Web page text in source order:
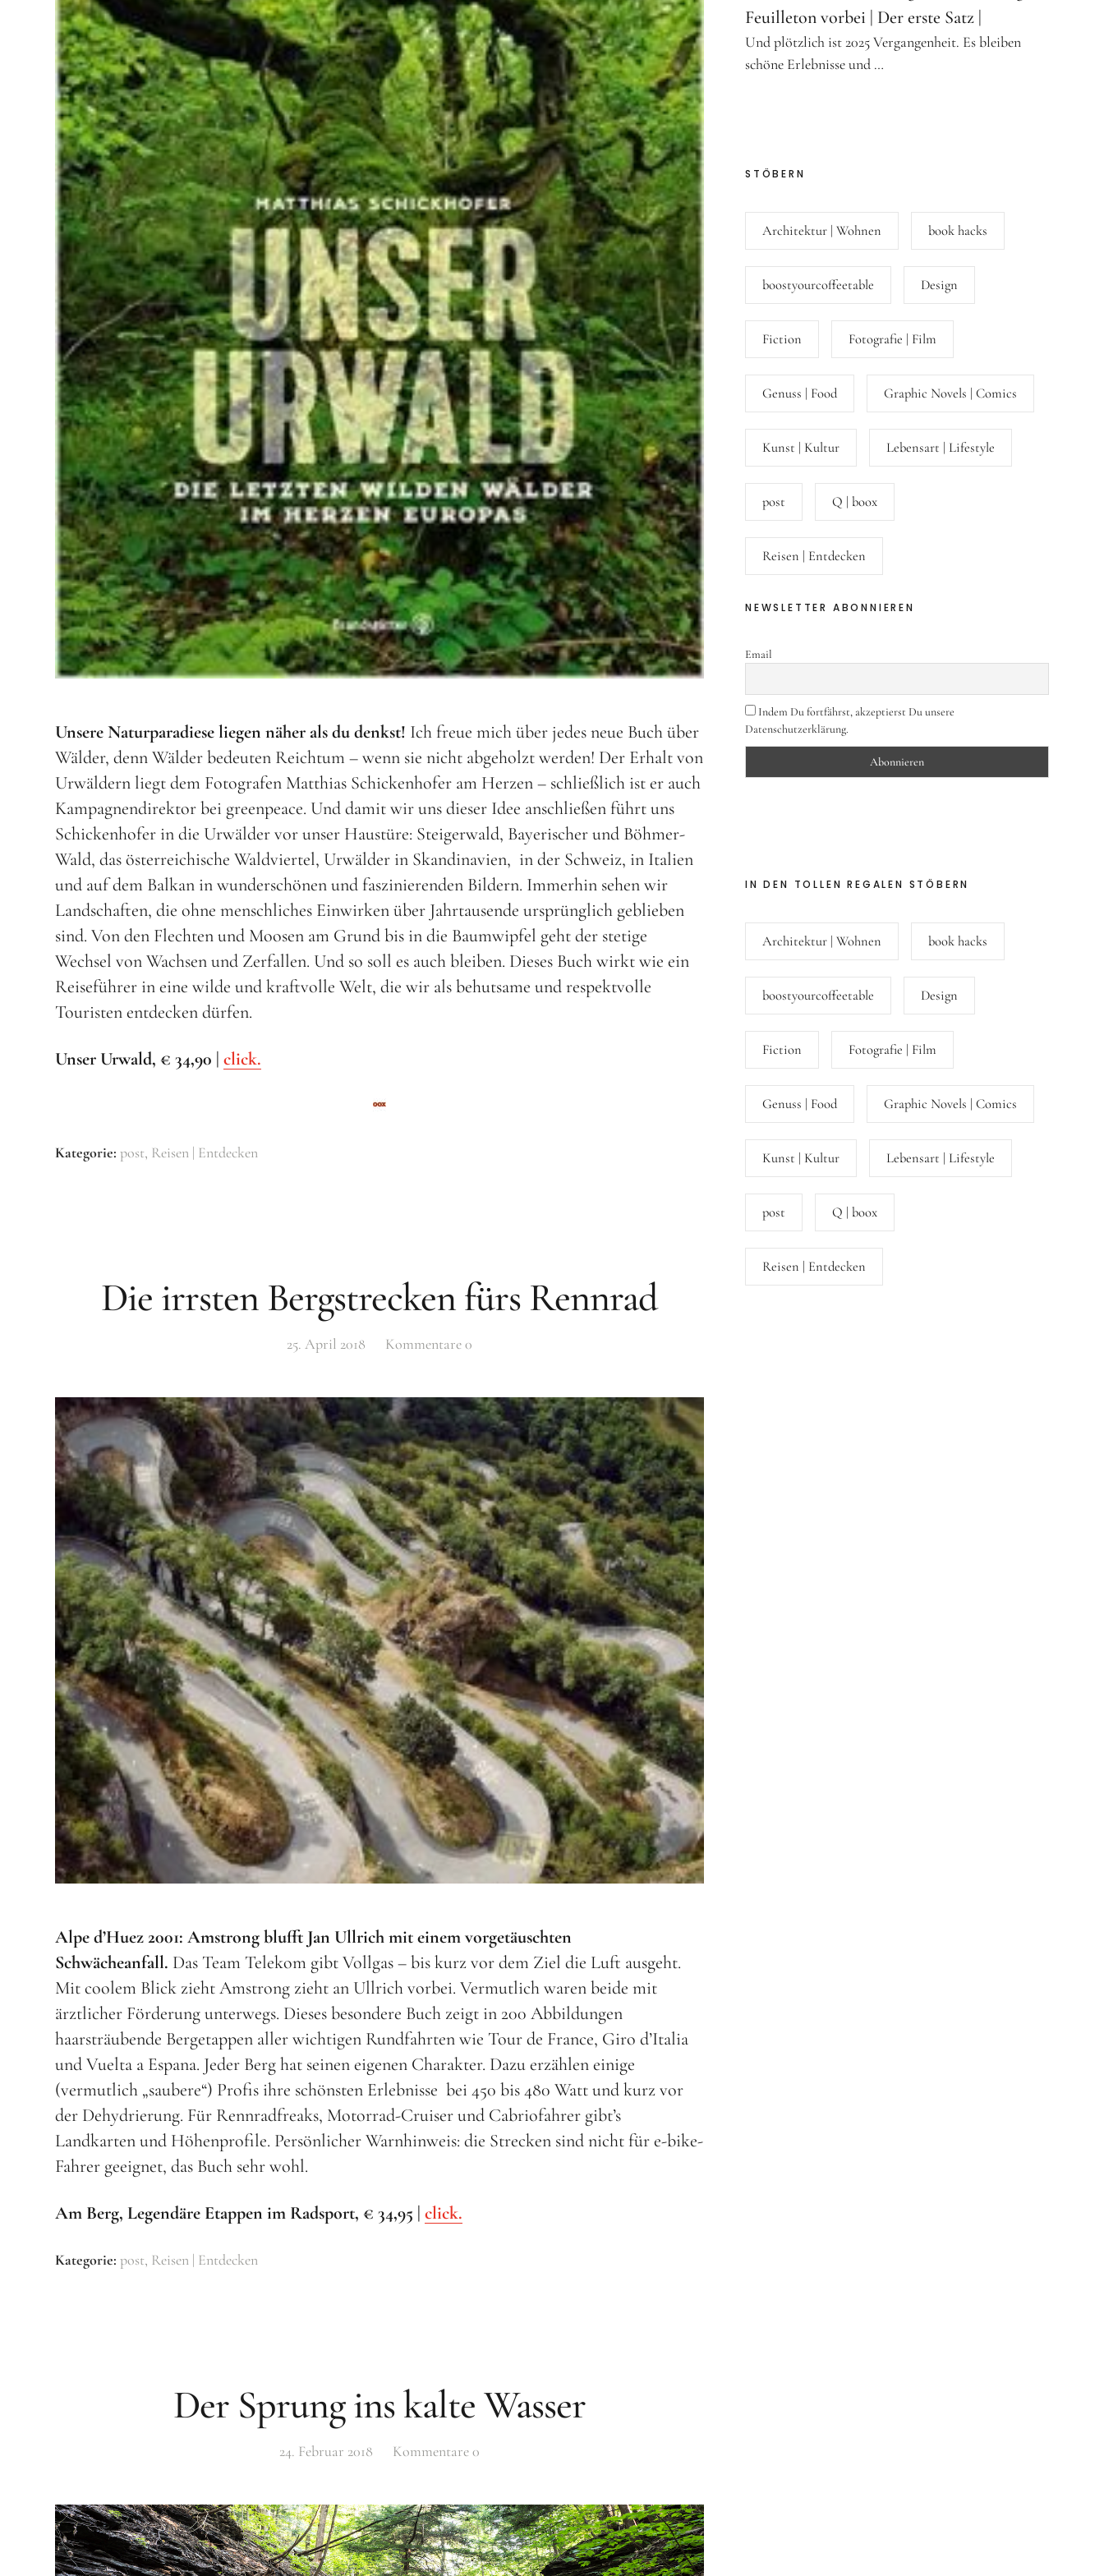
Unsere Naturparadiese liegen näher als du denkst! Ich freue mich über jedes neue Buch über
Wälder, denn Wälder bedeuten Reichtum – wenn sie nicht abgeholzt werden! Der Erhalt von
Urwäldern liegt dem Fotografen Matthias Schickenhofer am Herzen – schließlich ist er auch
Kampagnendirektor bei greenpeace. Und damit wir uns dieser Idee anschließen führt uns
Schickenhofer in die Urwälder vor unser Haustüre: Steigerwald, Bayerischer und Böhmer-
Wald, das österreichische Waldviertel, Urwälder in Skandinavien, in der Schweiz, in Italien
und auf dem Balkan in wunderschönen und faszinierenden Bildern. Immerhin sehen wir
Landschaften, die ohne menschliches Einwirken über Jahrtausende ursprünglich geblieben
sind. Von den Flechten und Moosen am Grund bis in die Baumwipfel geht der stetige
Wechsel von Wachsen und Zerfallen. Und so soll es auch bleiben. Dieses Buch wirkt wie ein
Reiseführer in eine wilde und kraftvolle Welt, die wir als behutsame und respektvolle
Touristen entdecken dürfen.
Unser Urwald, € 34,90 | click.
Kategorie: post Reisen | Entdecken
Die irrsten Bergstrecken fürs Rennrad
25. April 2018 Kommentare0
Alpe d’Huez 2001: Amstrong blufft Jan Ullrich mit einem vorgetäuschten
Schwächeanfall. Das Team Telekom gibt Vollgas – bis kurz vor dem Ziel die Luft ausgeht.
Mit coolem Blick zieht Amstrong zieht an Ullrich vorbei. Vermutlich waren beide mit
ärztlicher Förderung unterwegs. Dieses besondere Buch zeigt in 200 Abbildungen
haarsträubende Bergetappen aller wichtigen Rundfahrten wie Tour de France, Giro d’Italia
und Vuelta a Espana. Jeder Berg hat seinen eigenen Charakter. Dazu erzählen einige
(vermutlich „saubere“) Profis ihre schönsten Erlebnisse bei 450 bis 480 Watt und kurz vor
der Dehydrierung. Für Rennradfreaks, Motorrad-Cruiser und Cabriofahrer gibt’s
Landkarten und Höhenprofile. Persönlicher Warnhinweis: die Strecken sind nicht für e-bike-
Fahrer geeignet, das Buch sehr wohl.
Am Berg, Legendäre Etappen im Radsport, € 34,95 | click.
Kategorie: post Reisen | Entdecken
Der Sprung ins kalte Wasser
24. Februar 2018 Kommentare0
Feuilleton vorbei | Der erste Satz |
Und plötzlich ist 2025 Vergangenheit. Es bleiben
schöne Erlebnisse und …
STÖBERN
Architektur | Wohnen book hacks
boostyourcoffeetable Design
Fiction Fotografie | Film
Genuss | Food Graphic Novels | Comics
Kunst | Kultur Lebensart | Lifestyle
post Q | boox
Reisen | Entdecken
NEWSLETTER ABONNIEREN
Email
Indem Du fortfährst, akzeptierst Du unsere
Datenschutzerklärung.
IN DEN TOLLEN REGALEN STÖBERN
Architektur | Wohnen book hacks
boostyourcoffeetable Design
Fiction Fotografie | Film
Genuss | Food Graphic Novels | Comics
Kunst | Kultur Lebensart | Lifestyle
post Q | boox
Reisen | Entdecken